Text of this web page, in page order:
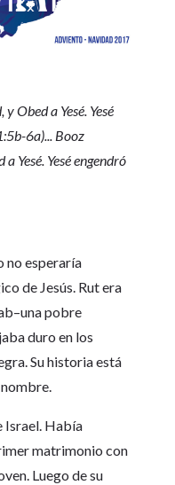
Obed a Yesé. Yesé
6a)... Booz
Yesé. Yesé engendró
no esperaría
de Jesús. Rut era
pobre
duro en los
Su historia está
Israel. Había
matrimonio con
Luego de su